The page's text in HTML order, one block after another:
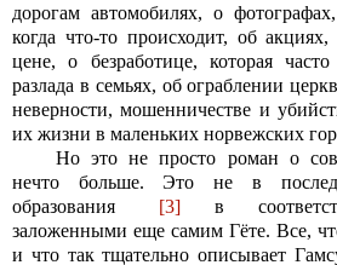
дорогам автомобилях, о
когда что-то происходит, об
цене, о безработице, которая
разлада в семьях, об ограблении
неверности, мошенничестве и
их жизни в маленьких норвежских
Но это не просто роман о
нечто больше. Это не в
образования
[3] в
заложенными еще самим Гёте. Все,
и что так тщательно описывает